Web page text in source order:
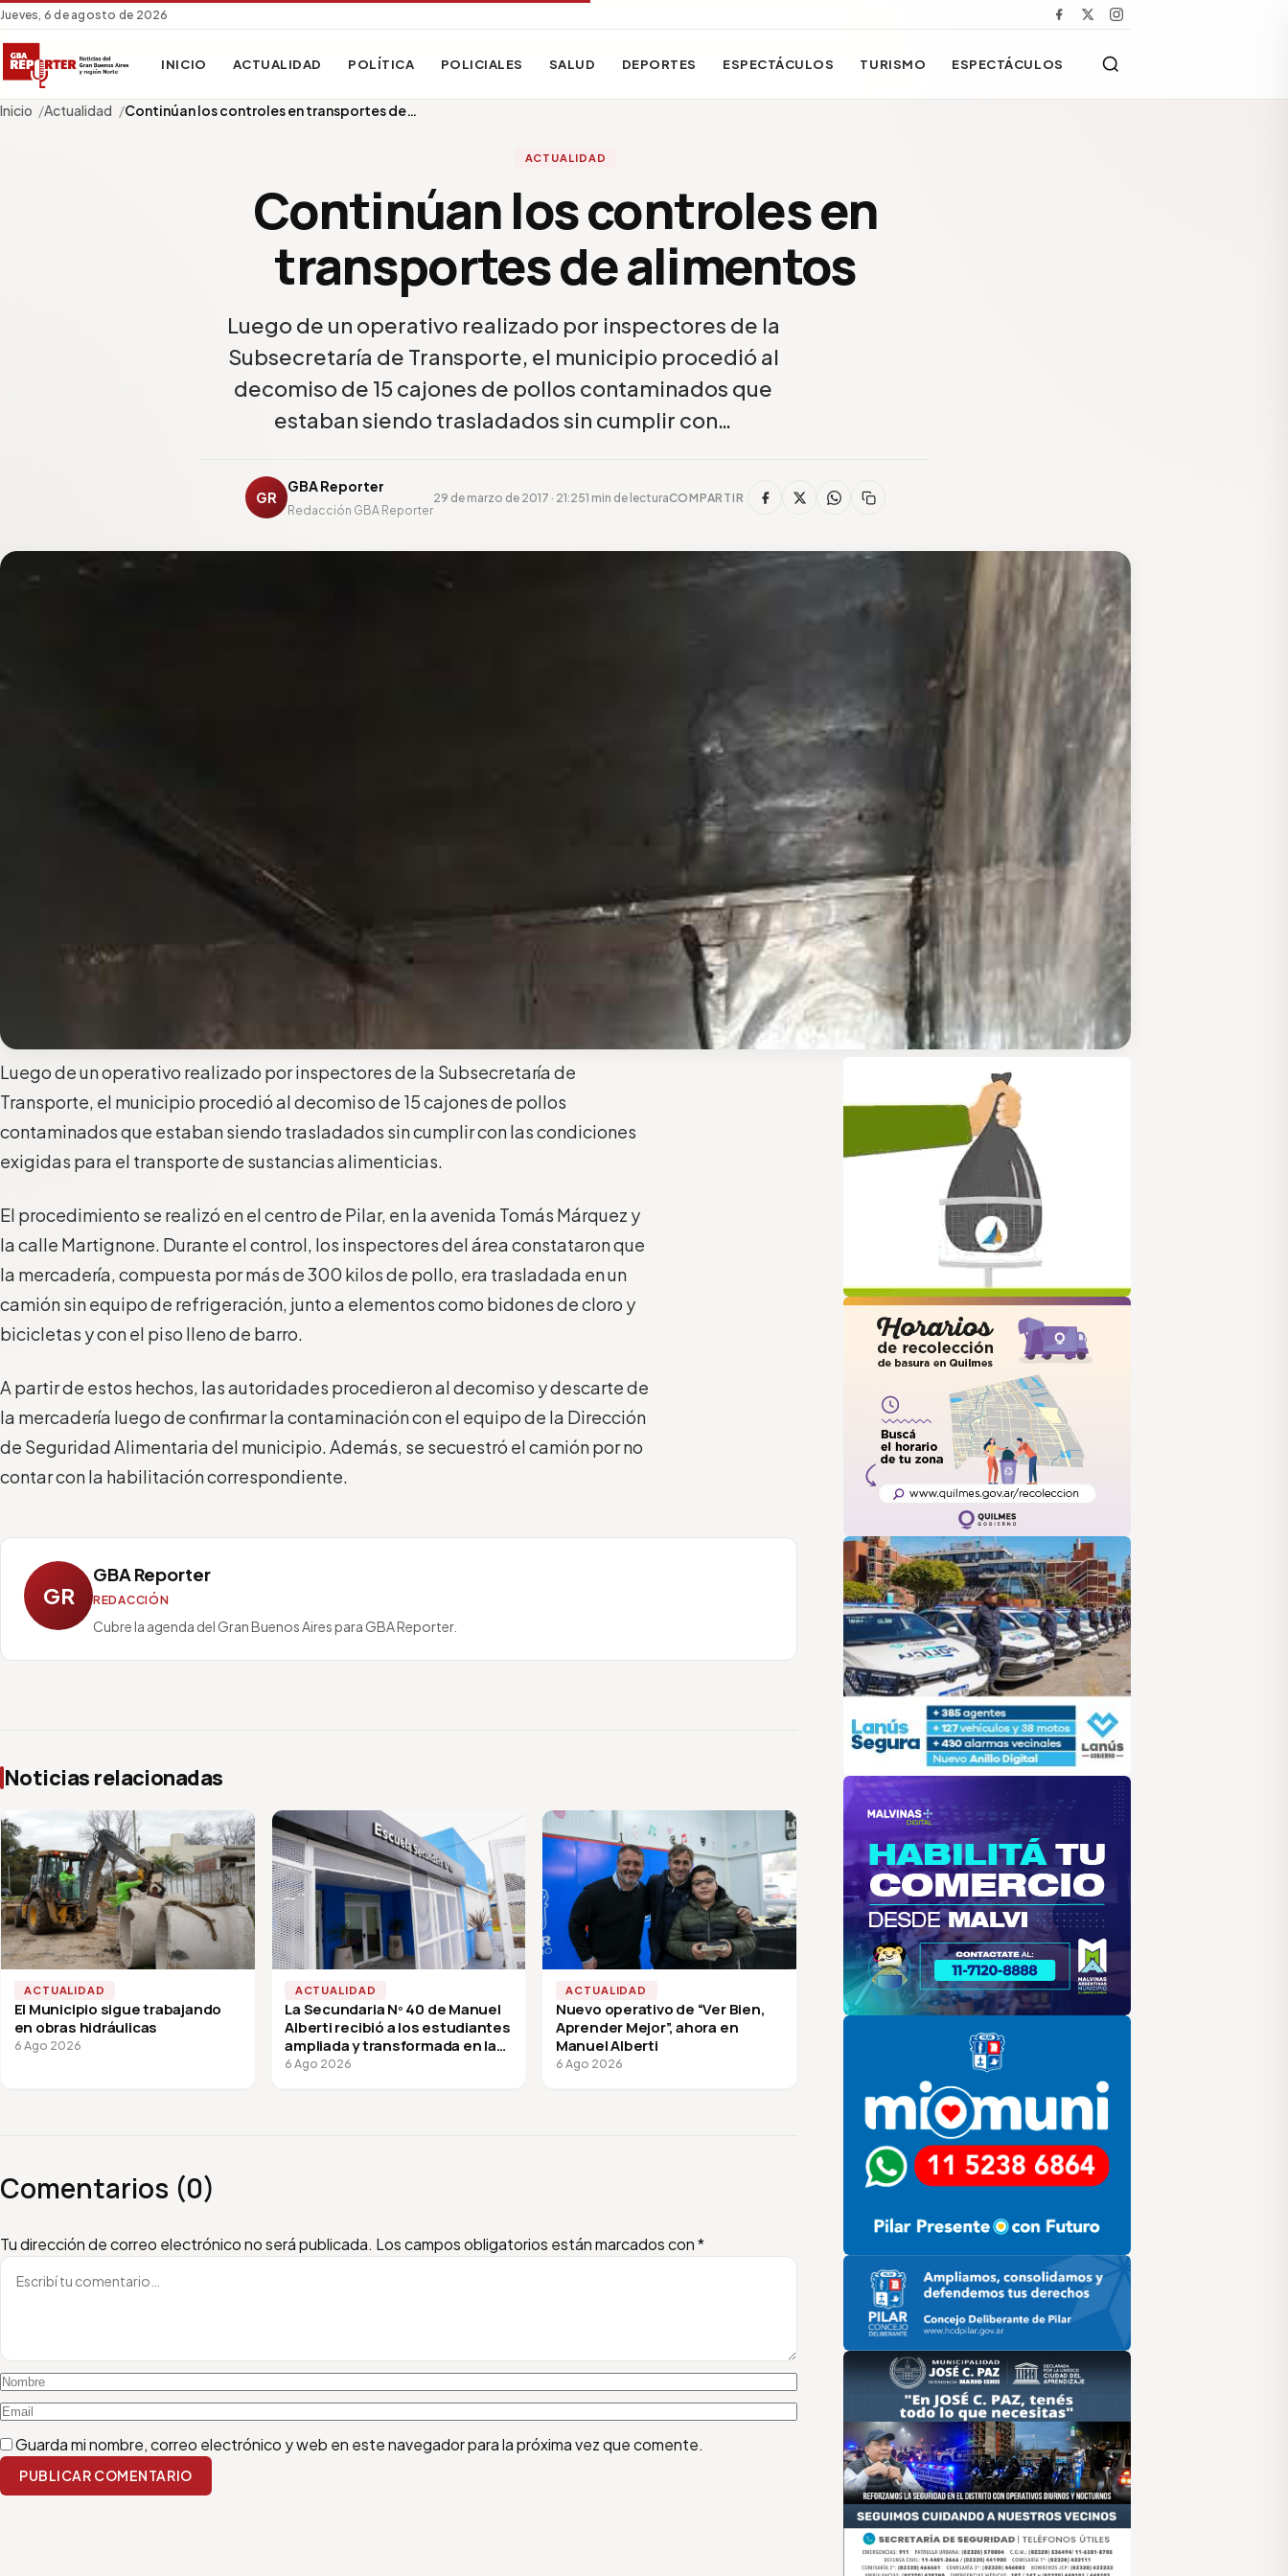
Jueves, 6 de agosto de 2026
INICIO ACTUALIDAD POLÍTICA POLICIALES SALUD DEPORTES ESPECTÁCULOS TURISMO ESPECTÁCULOS
Inicio Actualidad Continúan los controles en transportes de…
ACTUALIDAD
Continúan los controles en
transportes de alimentos
Luego de un operativo realizado por inspectores de la
Subsecretaría de Transporte, el municipio procedió al
decomiso de 15 cajones de pollos contaminados que
estaban siendo trasladados sin cumplir con…
GR
GBA Reporter
Redacción GBA Reporter
29 de marzo de 2017 · 21:251 min de lecturaCOMPARTIR
Luego de un operativo realizado por inspectores de la Subsecretaría de
Transporte, el municipio procedió al decomiso de 15 cajones de pollos
contaminados que estaban siendo trasladados sin cumplir con las condiciones
exigidas para el transporte de sustancias alimenticias.
El procedimiento se realizó en el centro de Pilar, en la avenida Tomás Márquez y
la calle Martignone. Durante el control, los inspectores del área constataron que
la mercadería, compuesta por más de 300 kilos de pollo, era trasladada en un
camión sin equipo de refrigeración, junto a elementos como bidones de cloro y
bicicletas y con el piso lleno de barro.
A partir de estos hechos, las autoridades procedieron al decomiso y descarte de
la mercadería luego de confirmar la contaminación con el equipo de la Dirección
de Seguridad Alimentaria del municipio. Además, se secuestró el camión por no
contar con la habilitación correspondiente.
GR
GBA Reporter
REDACCIÓN
Cubre la agenda del Gran Buenos Aires para GBA Reporter.
Noticias relacionadas
ACTUALIDAD
El Municipio sigue trabajando
en obras hidráulicas
6 Ago 2026
ACTUALIDAD
La Secundaria Nº 40 de Manuel
Alberti recibió a los estudiantes
ampliada y transformada en la
vuelta a clases
6 Ago 2026
ACTUALIDAD
Nuevo operativo de “Ver Bien,
Aprender Mejor”, ahora en
Manuel Alberti
6 Ago 2026
Comentarios (0)
Tu dirección de correo electrónico no será publicada. Los campos obligatorios están marcados con*
Escribí tu comentario
Nombre
Email
Guarda mi nombre, correo electrónico y web en este navegador para la próxima vez que comente.
PUBLICAR COMENTARIO
quilmes
LANUS
malvinas
Pilar
Pilar HCD